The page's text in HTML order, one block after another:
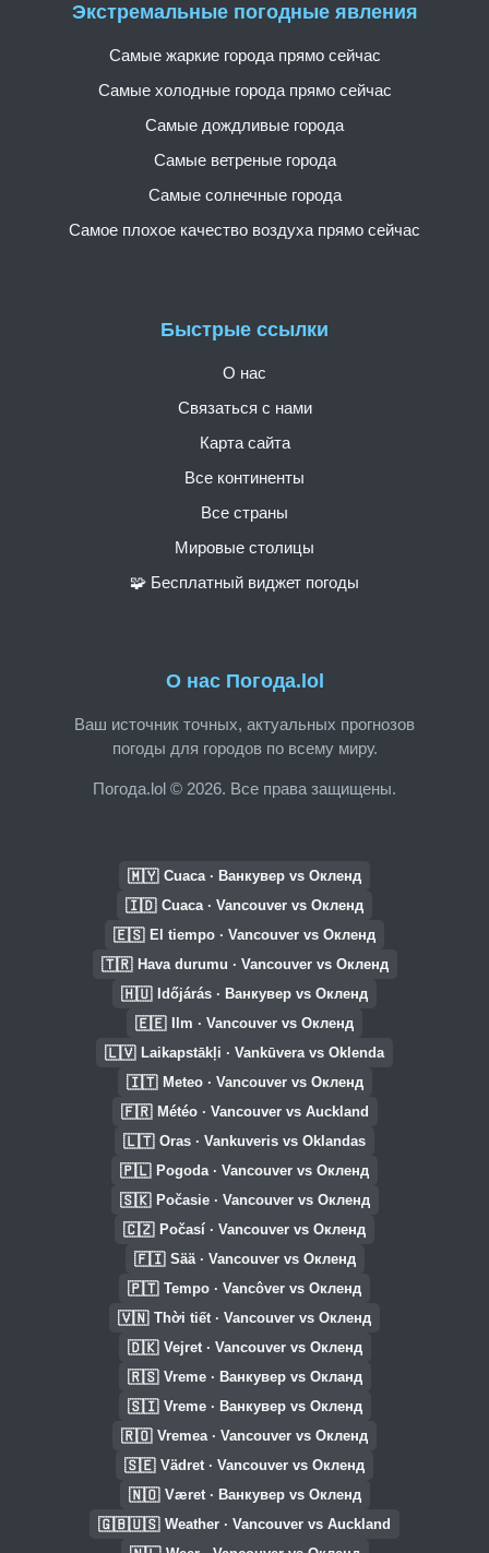
О нас Погода.lol
Ваш источник точных, актуальных прогнозов
погоды для городов по всему миру.
Погода.lol © 2026. Все права защищены.
Быстрые ссылки
О нас
Связаться с нами
Карта сайта
Все континенты
Все страны
Мировые столицы
🧩 Бесплатный виджет погоды
Экстремальные погодные явления
Самые жаркие города прямо сейчас
Самые холодные города прямо сейчас
Самые дождливые города
Самые ветреные города
Самые солнечные города
Самое плохое качество воздуха прямо сейчас
🇲🇾 Cuaca · Ванкувер vs Окленд
🇮🇩 Cuaca · Vancouver vs Окленд
🇪🇸 El tiempo · Vancouver vs Окленд
🇹🇷 Hava durumu · Vancouver vs Окленд
🇭🇺 Időjárás · Ванкувер vs Окленд
🇪🇪 Ilm · Vancouver vs Окленд
🇱🇻 Laikapstākļi · Vankūvera vs Oklenda
🇮🇹 Meteo · Vancouver vs Окленд
🇫🇷 Météo · Vancouver vs Auckland
🇱🇹 Oras · Vankuveris vs Oklandas
🇵🇱 Pogoda · Vancouver vs Окленд
🇸🇰 Počasie · Vancouver vs Окленд
🇨🇿 Počasí · Vancouver vs Окленд
🇫🇮 Sää · Vancouver vs Окленд
🇵🇹 Tempo · Vancôver vs Окленд
🇻🇳 Thời tiết · Vancouver vs Окленд
🇩🇰 Vejret · Vancouver vs Окленд
🇷🇸 Vreme · Ванкувер vs Окланд
🇸🇮 Vreme · Ванкувер vs Окленд
🇷🇴 Vremea · Vancouver vs Окленд
🇸🇪 Vädret · Vancouver vs Окленд
🇳🇴 Været · Ванкувер vs Окленд
🇬🇧🇺🇸 Weather · Vancouver vs Auckland